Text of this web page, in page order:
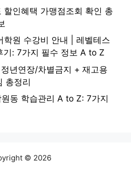
할인혜택 가맹점조회 확인 총
학원 수강비 안내 | 레벨테스
기: 7가지 필수 정보 A to Z
년연장/차별금지 + 재고용
총정리
동 학습관리 A to Z: 7가지
© 2026